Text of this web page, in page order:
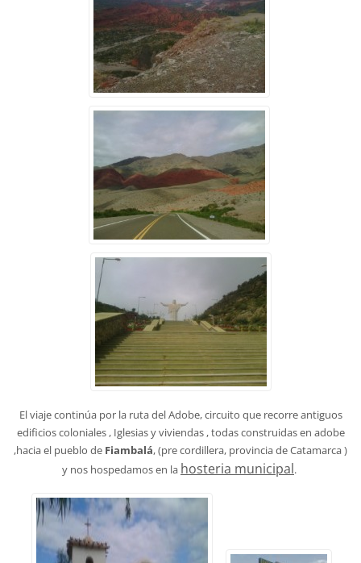
El viaje continúa por la ruta del Adobe, circuito que recorre antiguos
edificios coloniales , Iglesias y viviendas , todas construidas en adobe
,hacia el pueblo de Fiambalá, (pre cordillera, provincia de Catamarca )
y nos hospedamos en la hosteria municipal.